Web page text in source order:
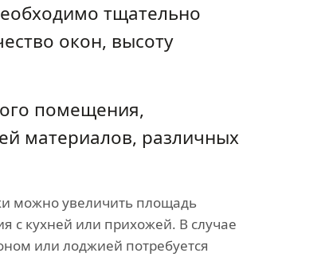
тщательно
окон, высоту
помещения,
материалов, различных
можно увеличить площадь
с кухней или прихожей. В случае
или лоджией потребуется